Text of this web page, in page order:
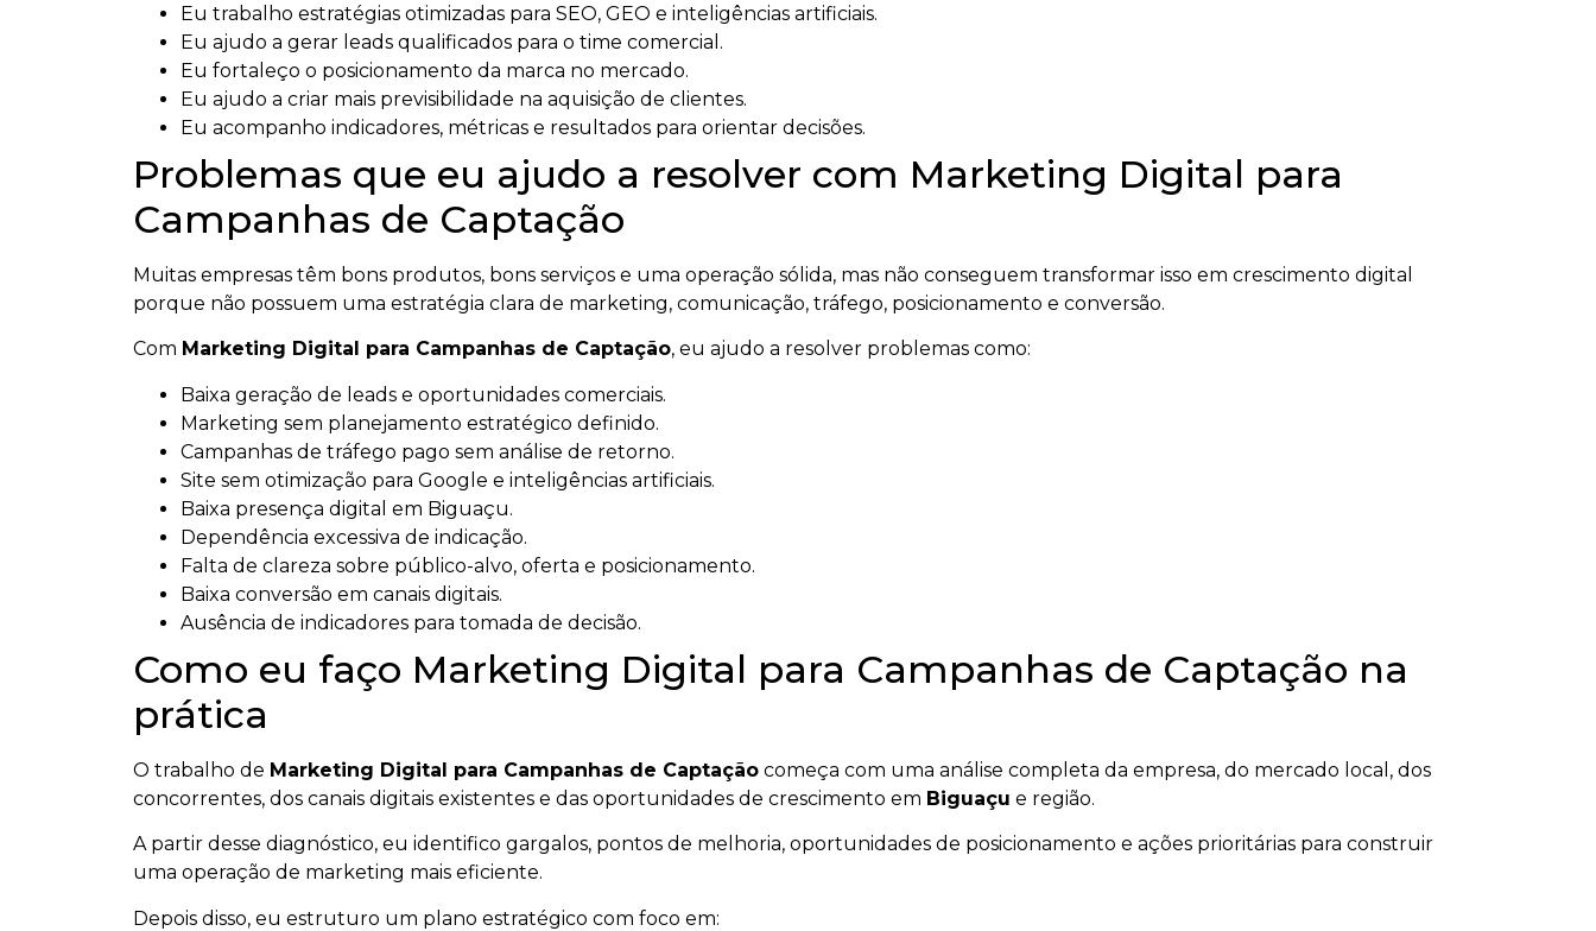
Eu trabalho estratégias otimizadas para SEO, GEO e inteligências artificiais.
Eu ajudo a gerar leads qualificados para o time comercial.
Eu fortaleço o posicionamento da marca no mercado.
Eu ajudo a criar mais previsibilidade na aquisição de clientes.
Eu acompanho indicadores, métricas e resultados para orientar decisões.
Problemas que eu ajudo a resolver com Marketing Digital para
Campanhas de Captação
Muitas empresas têm bons produtos, bons serviços e uma operação sólida, mas não conseguem transformar isso em crescimento digital
porque não possuem uma estratégia clara de marketing, comunicação, tráfego, posicionamento e conversão.
Com Marketing Digital para Campanhas de Captação, eu ajudo a resolver problemas como:
Baixa geração de leads e oportunidades comerciais.
Marketing sem planejamento estratégico definido.
Campanhas de tráfego pago sem análise de retorno.
Site sem otimização para Google e inteligências artificiais.
Baixa presença digital em Biguaçu.
Dependência excessiva de indicação.
Falta de clareza sobre público-alvo, oferta e posicionamento.
Baixa conversão em canais digitais.
Ausência de indicadores para tomada de decisão.
Como eu faço Marketing Digital para Campanhas de Captação na
prática
O trabalho de Marketing Digital para Campanhas de Captação começa com uma análise completa da empresa, do mercado local, dos
concorrentes, dos canais digitais existentes e das oportunidades de crescimento em Biguaçu e região.
A partir desse diagnóstico, eu identifico gargalos, pontos de melhoria, oportunidades de posicionamento e ações prioritárias para construir
uma operação de marketing mais eficiente.
Depois disso, eu estruturo um plano estratégico com foco em: